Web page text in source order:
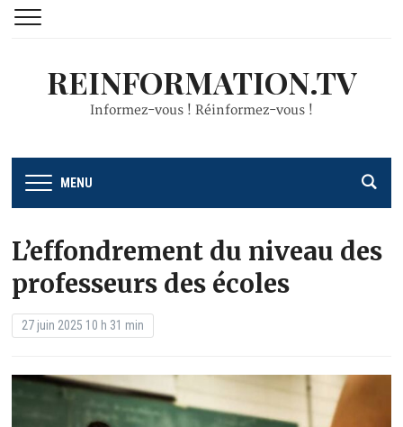
REINFORMATION.TV
Informez-vous ! Réinformez-vous !
MENU
L’effondrement du niveau des
professeurs des écoles
27 juin 2025 10 h 31 min